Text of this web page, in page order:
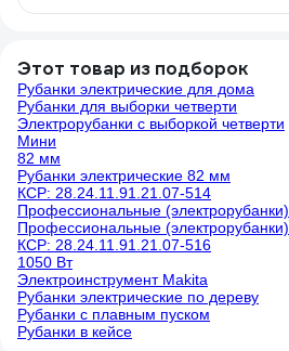
Этот товар из подборок
Рубанки электрические для дома
Рубанки для выборки четверти
Электрорубанки с выборкой четверти
Мини
82 мм
Рубанки электрические 82 мм
КСР: 28.24.11.91.21.07-514
Профессиональные (электрорубанки)
Профессиональные (электрорубанки)
КСР: 28.24.11.91.21.07-516
1050 Вт
Электроинструмент Makita
Рубанки электрические по дереву
Рубанки с плавным пуском
Рубанки в кейсе